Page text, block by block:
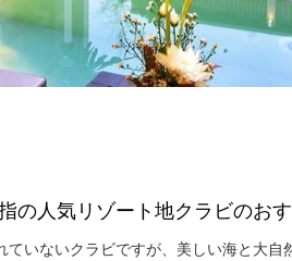
の人気リゾート地クラビのお
ていないクラビですが、美しい海と大自